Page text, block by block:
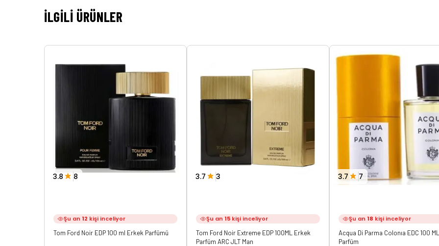
İLGILI ÜRÜNLER
3.8 8
Şu an 12 kişi inceliyor
Tom Ford Noir EDP 100 ml Erkek Parfümü
3.7 3
Şu an 15 kişi inceliyor
Tom Ford Noir Extreme EDP 100ML Erkek
Parfüm ARC JLT Man
3.7 7
Şu an 18 kişi inceliyor
Acqua Di Parma Colonıa EDC 100
Parfüm